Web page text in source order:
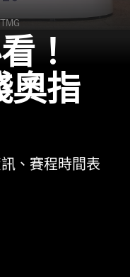
！
奧指
、賽程時間表